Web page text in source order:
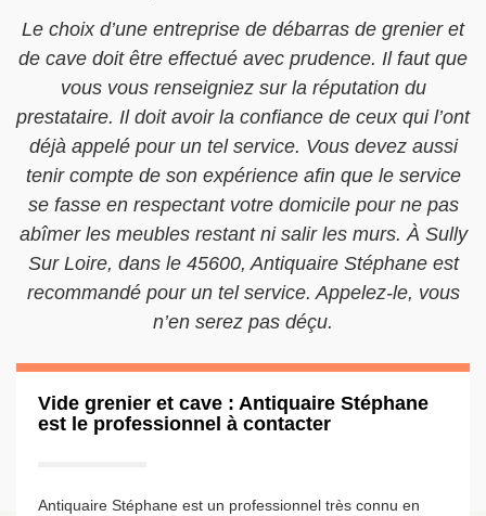
Le choix d’une entreprise de débarras de grenier et
de cave doit être effectué avec prudence. Il faut que
vous vous renseigniez sur la réputation du
prestataire. Il doit avoir la confiance de ceux qui l’ont
déjà appelé pour un tel service. Vous devez aussi
tenir compte de son expérience afin que le service
se fasse en respectant votre domicile pour ne pas
abîmer les meubles restant ni salir les murs. À Sully
Sur Loire, dans le 45600, Antiquaire Stéphane est
recommandé pour un tel service. Appelez-le, vous
n’en serez pas déçu.
Vide grenier et cave : Antiquaire Stéphane
est le professionnel à contacter
Antiquaire Stéphane est un professionnel très connu en